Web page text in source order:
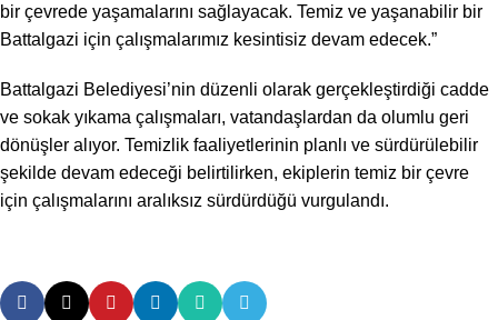
bir çevrede yaşamalarını sağlayacak. Temiz ve yaşanabilir bir
Battalgazi için çalışmalarımız kesintisiz devam edecek.”
Battalgazi Belediyesi’nin düzenli olarak gerçekleştirdiği cadde
ve sokak yıkama çalışmaları, vatandaşlardan da olumlu geri
dönüşler alıyor. Temizlik faaliyetlerinin planlı ve sürdürülebilir
şekilde devam edeceği belirtilirken, ekiplerin temiz bir çevre
için çalışmalarını aralıksız sürdürdüğü vurgulandı.